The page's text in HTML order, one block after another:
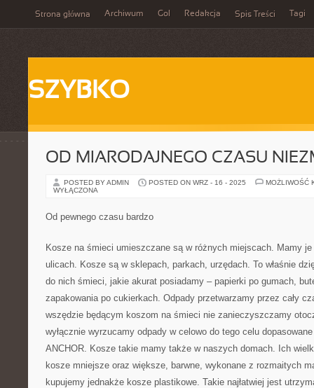
Strona główna Archiwum Gol Redakcja Spis Treści Tagi
SZYBKO
OD MIARODAJNEGO CZASU
POSTED BY ADMIN POSTED ON WRZ - 16 - 2025
MOŻLIWOŚĆ
WYŁĄCZONA
Od pewnego czasu bardzo
Kosze na śmieci umieszczane są w różnych miejscach. Mamy
ulicach. Kosze są w sklepach, parkach, urzędach. To właśnie
do nich śmieci, jakie akurat posiadamy – papierki po gumach,
zapakowania po cukierkach. Odpady przetwarzamy przez cały
wszędzie będącym koszom na śmieci nie zanieczyszczamy
wyłącznie wyrzucamy odpady w celowo do tego celu
ANCHOR. Kosze takie mamy także w naszych domach. Ich
kosze mniejsze oraz większe, barwne, wykonane z rozmaitych
kupujemy jednakże kosze plastikowe. Takie najłatwiej jest